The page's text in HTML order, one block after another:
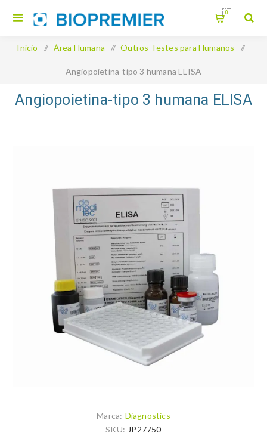
0
Início / Área Humana / Outros Testes para Humanos /
Angiopoietina-tipo 3 humana ELISA
Angiopoietina-tipo 3 humana ELISA
Marca: Diagnostics
SKU: JP27750